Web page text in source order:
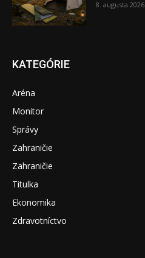
8. augusta 2026
KATEGÓRIE
Aréna
Monitor
Správy
Zahraničie
Zahraničie
Titulka
Ekonomika
Zdravotníctvo